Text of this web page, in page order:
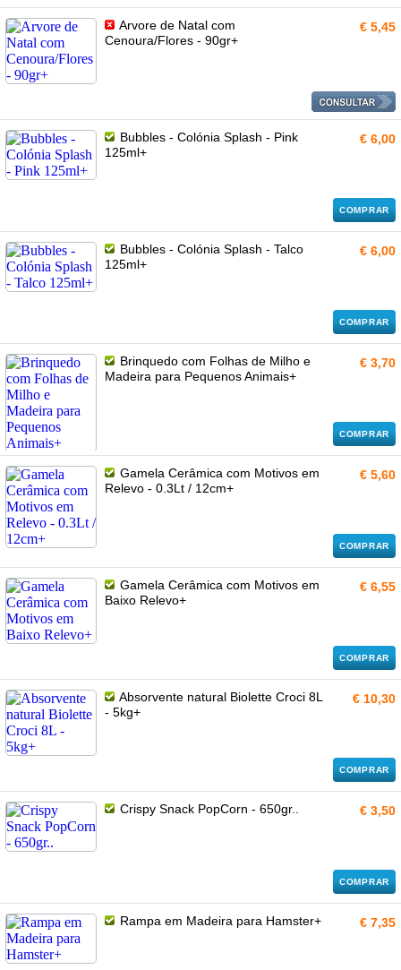
Arvore de Natal com
Cenoura/Flores - 90gr+
€ 5,45
Bubbles - Colónia Splash - Pink
125ml+
€ 6,00
COMPRAR
Bubbles - Colónia Splash - Talco
125ml+
€ 6,00
COMPRAR
Brinquedo com Folhas de Milho e
Madeira para Pequenos Animais+
€ 3,70
COMPRAR
Gamela Cerâmica com Motivos em
Relevo - 0.3Lt / 12cm+
€ 5,60
COMPRAR
Gamela Cerâmica com Motivos em
Baixo Relevo+
€ 6,55
COMPRAR
Absorvente natural Biolette Croci 8L
- 5kg+
€ 10,30
COMPRAR
Crispy Snack PopCorn - 650gr.. € 3,50
COMPRAR
Rampa em Madeira para Hamster+ € 7,35